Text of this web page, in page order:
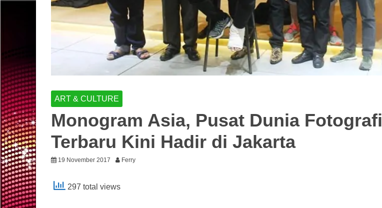
ART & CULTURE
Monogram Asia, Pusat Dunia Fotografi
Terbaru Kini Hadir di Jakarta
19 November 2017 Ferry
297 total views